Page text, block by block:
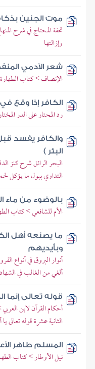
موت الجنين
تحفة المحتاج في شرح
وإزالتها
شعر الآدمي
الإنصاف > كتاب
الكافر إذا وقع
رد المحتار على الدر
والكافر يفسد
البئر )
البحر الرائق شرح كنز
التداوي ببول ما يؤكل
بالوضوء من ماء
الأم للشافعي > كتاب
ما يصنعه أهل
وبأيديهم
أنوار البروق في أنواع
ألغي من الغالب في
قوله تعالى
أحكام القرآن لابن
الثانية عشرة قوله تعالى
المسلم طاهر
نيل الأوطار > كتاب